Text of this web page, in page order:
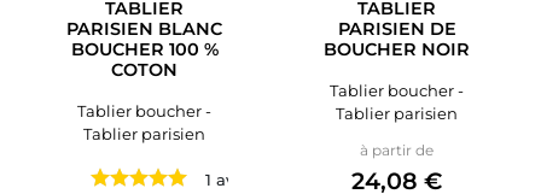
TABLIER
PARISIEN BLANC
BOUCHER 100 %
COTON
Tablier boucher -
Tablier parisien
1 avis
TABLIER
PARISIEN DE
BOUCHER NOIR
Tablier boucher -
Tablier parisien
à partir dePrix
24,08 €